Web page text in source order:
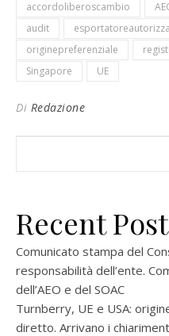
accordoliberoscambio
audit
originepreferenziale
Singapore
UE
Di Redazione
Recent
Comunicato stampa del
responsabilità dell’ente.
dell’AEO e del SOAC
Turnberry, UE e USA:
diretto. Arrivano i